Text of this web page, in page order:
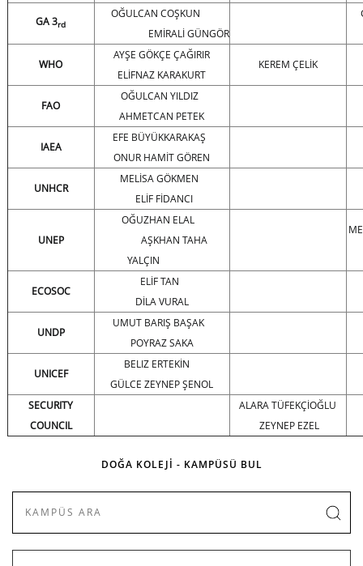
GA 3rd
OĞULCAN COŞKUN
EMİRALİ GÜNGÖR
WHO
AYŞE GÖKÇE ÇAĞIRIR
ELİFNAZ KARAKURT
KEREM ÇELİK
FAO
OĞULCAN YILDIZ
AHMETCAN PETEK
IAEA
EFE BÜYÜKKARAKAŞ
ONUR HAMİT GÖREN
UNHCR
MELİSA GÖKMEN
ELİF FİDANCI
UNEP
OĞUZHAN ELAL
AŞKHAN TAHA
YALÇIN
ECOSOC
ELİF TAN
DİLA VURAL
UNDP
UMUT BARIŞ BAŞAK
POYRAZ SAKA
UNICEF
BELIZ ERTEKİN
GÜLCE ZEYNEP ŞENOL
SECURITY
COUNCIL
ALARA TÜFEKÇİOĞLU
ZEYNEP EZEL
DOĞA KOLEJİ - KAMPÜSÜ BUL